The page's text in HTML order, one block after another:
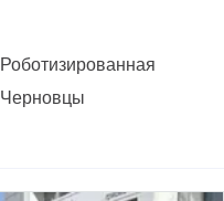
Роботизированная
Черновцы